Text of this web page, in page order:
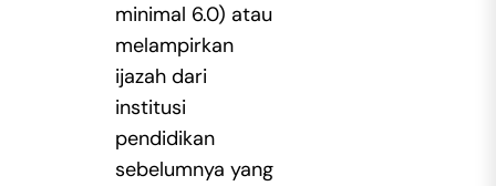
minimal 6.0) atau
melampirkan
ijazah dari
institusi
pendidikan
sebelumnya yang